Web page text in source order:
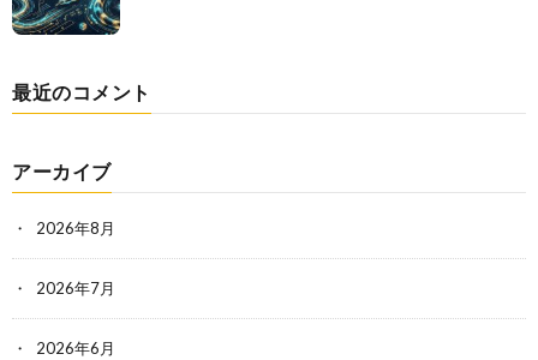
最近のコメント
アーカイブ
2026年8月
2026年7月
2026年6月